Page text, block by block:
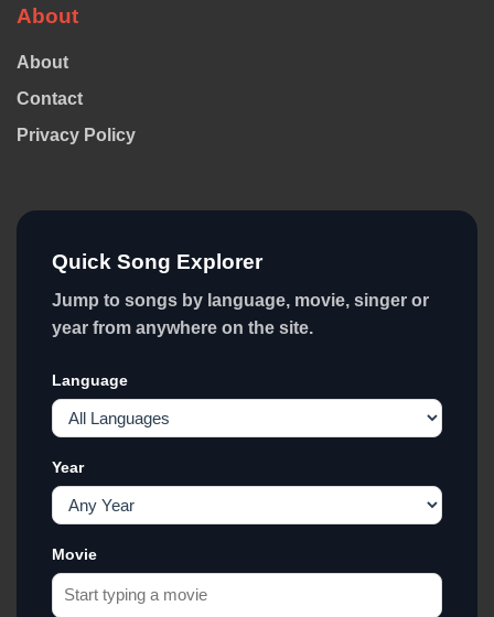
About
About
Contact
Privacy Policy
Quick Song Explorer
Jump to songs by language, movie, singer or
year from anywhere on the site.
Language
Year
Movie